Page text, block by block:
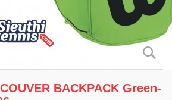
BACKPACK Green-